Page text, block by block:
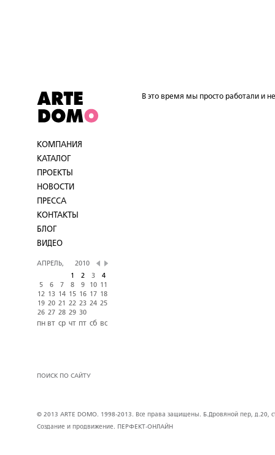
КОМПАНИЯ
КАТАЛОГ
ПРОЕКТЫ
НОВОСТИ
ПРЕССА
КОНТАКТЫ
БЛОГ
ВИДЕО
АПРЕЛЬ,
2010
1
2 3
4
5
6 7 8 9 10
11
12 13 14 15 16 17
18
19 20 21 22 23 24 25
26 27 28 29 30
пн вт ср чт пт сб вс
ПОИСК ПО САЙТУ
В это время мы просто работали и
© 2013 ARTE DOMO. 1998-2013. Все права защищены. Б.Дровяной пер, д.20,
Создание и продвижение.
ПЕРФЕКТ-ОНЛАЙН